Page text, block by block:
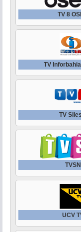
TV 8
TV
TV
TVSN
UCV